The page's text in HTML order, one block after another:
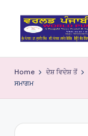
o
rl
Home ਦੇਸ਼ ਵਿਦੇਸ਼ ਤੋਂ
ਸਮਾਗਮ